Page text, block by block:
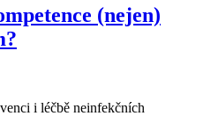
(nejen)
i léčbě neinfekčních